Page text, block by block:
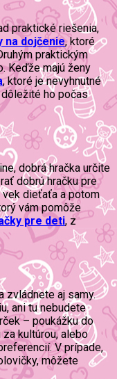
praktické riešenia,
na dojčenie, ktoré
praktickým
Keďže majú ženy
, ktoré je nevyhnutné
ho počas
dobrá hračka určite
dobrú hračku pre
dieťaťa a potom
vám pomôže
pre deti, z
zvládnete aj samy.
ani tu nebudete
– poukážku do
kultúrou, alebo
V prípade,
môžete